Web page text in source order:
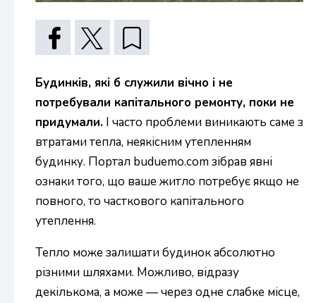
Будинків, які б служили вічно і не
потребували капітального ремонту, поки не
придумали. І часто проблеми виникають саме з
втратами тепла, неякісним утепленням
будинку. Портал buduemo.com зібрав явні
ознаки того, що ваше житло потребує якщо не
повного, то часткового капітального
утеплення.
Тепло може залишати будинок абсолютно
різними шляхами. Можливо, відразу
декількома, а може — через одне слабке місце,